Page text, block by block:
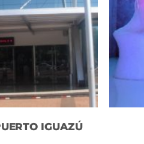
IGUAZÚ